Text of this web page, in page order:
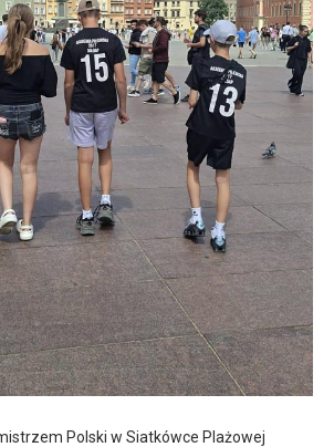
Polski w Siatkówce Plażowej